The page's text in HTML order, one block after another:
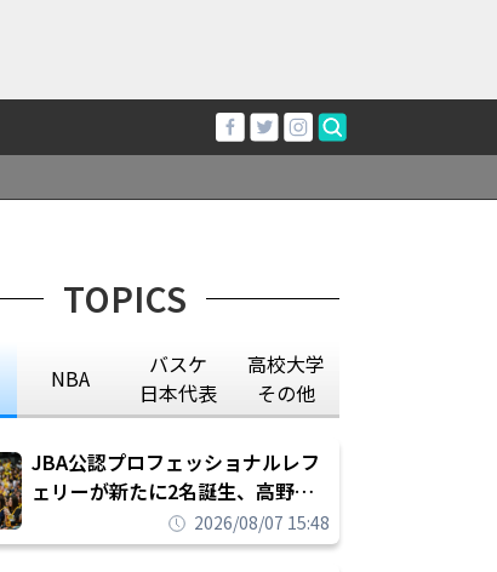
TOPICS
NBA
バスケ
日本代表
高校大学
その他
JBA公認プロフェッショナルレフ
ェリーが新たに2名誕生、高野晃
平は16年間続けた会社員生活に別
れを告げてプロ転向を決断
2026/08/07 15:48